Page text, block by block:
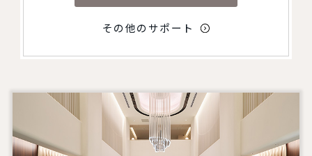
その他のサポート